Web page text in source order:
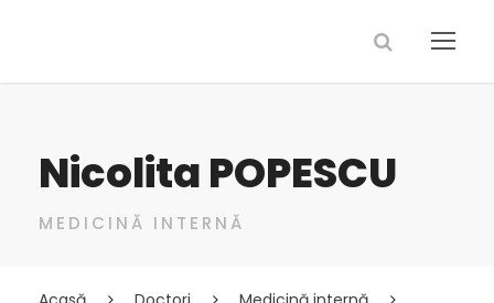
Nicolita POPESCU
MEDICINĂ INTERNĂ